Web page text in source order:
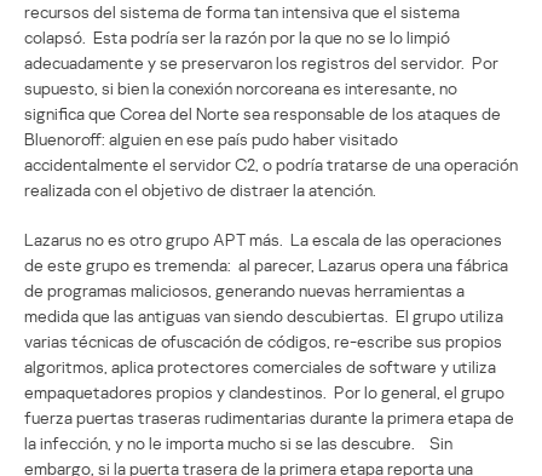
recursos del sistema de forma tan intensiva que el sistema
colapsó. Esta podría ser la razón por la que no se lo limpió
adecuadamente y se preservaron los registros del servidor. Por
supuesto, si bien la conexión norcoreana es interesante, no
significa que Corea del Norte sea responsable de los ataques de
Bluenoroff: alguien en ese país pudo haber visitado
accidentalmente el servidor C2, o podría tratarse de una operación
realizada con el objetivo de distraer la atención.
Lazarus no es otro grupo APT más. La escala de las operaciones
de este grupo es tremenda: al parecer, Lazarus opera una fábrica
de programas maliciosos, generando nuevas herramientas a
medida que las antiguas van siendo descubiertas. El grupo utiliza
varias técnicas de ofuscación de códigos, re-escribe sus propios
algoritmos, aplica protectores comerciales de software y utiliza
empaquetadores propios y clandestinos. Por lo general, el grupo
fuerza puertas traseras rudimentarias durante la primera etapa de
la infección, y no le importa mucho si se las descubre. Sin
embargo, si la puerta trasera de la primera etapa reporta una